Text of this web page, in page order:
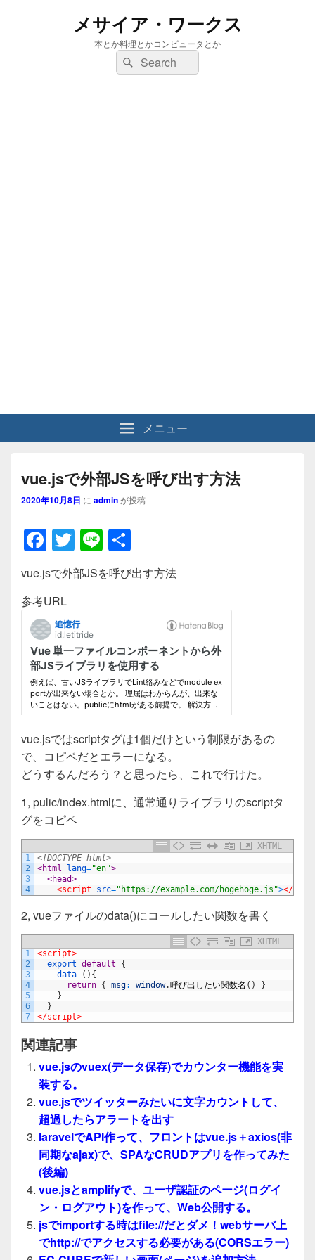
メサイア・ワークス
本とか料理とかコンピュータとか
検
索:
検
索
メニュー
vue.jsで外部JSを呼び出す方法
2020年10月8日 に adminが投稿
F
a
c
e
b
o
o
k
T
wi
tt
er
Li
n
e
有
vue.jsで外部JSを呼び出す方法
参考URL
vue.jsではscriptタグは1個だけという制限があるの
で、コピペだとエラーになる。
どうするんだろう？と思ったら、これで行けた。
1, pulic/index.htmlに、通常通りライブラリのscriptタ
グをコピペ
XHTML
1
2
3
4
<!DOCTYPE html>
<html lang="en">
<head>
<script src="https://example.com/hogehoge.js"></
2, vueファイルのdata()にコールしたい関数を書く
XHTML
1
2
3
4
5
6
7
<script>
export default
{
data
( ) {
return { msg: window.呼び出したい関数名 ( )
}
}
}
</script>
関連記事
vue.jsのvuex(データ保存)でカウンター機能を実
装する。
vue.jsでツイッターみたいに文字カウントして、
超過したらアラートを出す
laravelでAPI作って、フロントはvue.js＋axios(非
同期なajax)で、SPAなCRUDアプリを作ってみた
(後編)
vue.jsとamplifyで、ユーザ認証のページ(ログイ
ン・ログアウト)を作って、Web公開する。
jsでimportする時はfile://だとダメ！webサーバ上
でhttp://でアクセスする必要がある(CORSエラー)